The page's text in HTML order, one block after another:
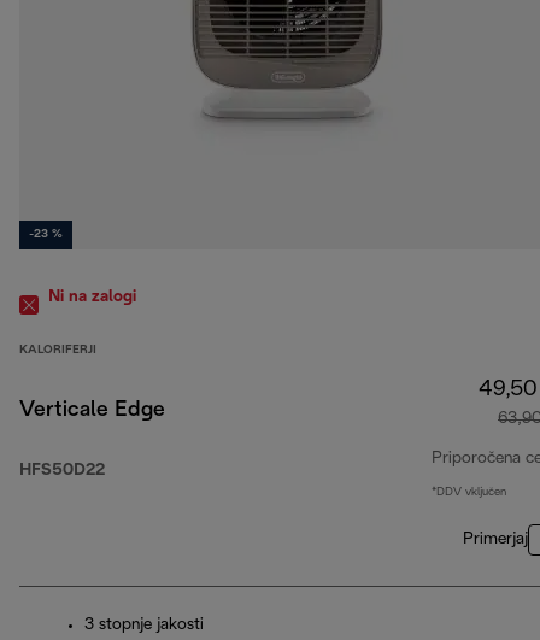
-23 %
Ni na zalogi
KALORIFERJI
Verticale Edge
HFS50D22
Priporočena
*DDV vključen
Primerjaj
3 stopnje jakosti